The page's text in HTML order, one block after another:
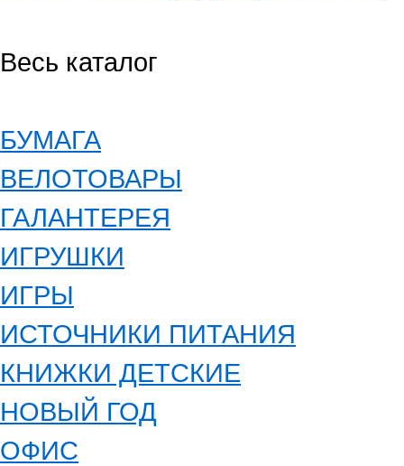
Весь каталог
БУМАГА
ВЕЛОТОВАРЫ
ГАЛАНТЕРЕЯ
ИГРУШКИ
ИГРЫ
ИСТОЧНИКИ ПИТАНИЯ
КНИЖКИ ДЕТСКИЕ
НОВЫЙ ГОД
ОФИС